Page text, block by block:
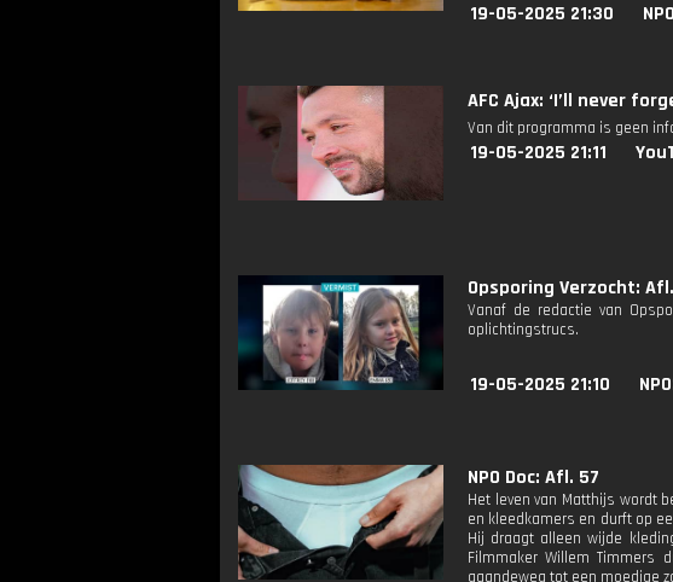
19-05-2025 21:30
AFC Ajax: ‘I’ll never
Van dit programma is geen
19-05-2025 21:11
Opsporing Verzocht: Afl.
Vanaf de redactie van
oplichtingstrucs.
19-05-2025 21:10
NPO Doc: Afl. 57
Het leven van Matthijs wordt
en kleedkamers en durft op
Hij draagt alleen wijde
Filmmaker Willem Timmers
gaandeweg tot een moedige